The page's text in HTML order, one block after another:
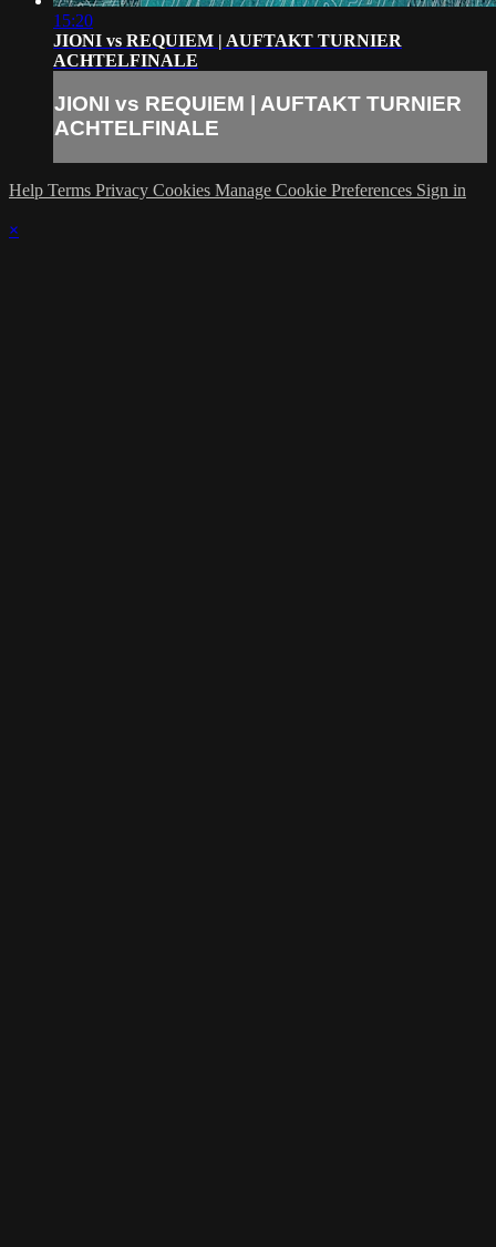
15:20
JIONI vs REQUIEM | AUFTAKT TURNIER
ACHTELFINALE
JIONI vs REQUIEM | AUFTAKT TURNIER
ACHTELFINALE
Help Terms Privacy Cookies Manage Cookie Preferences Sign in
×